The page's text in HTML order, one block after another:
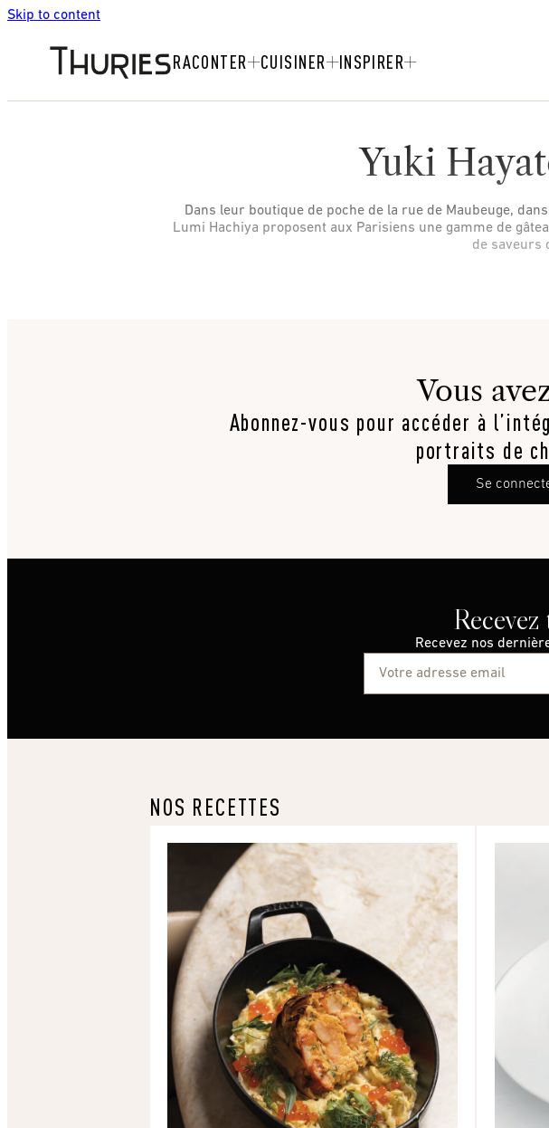
Skip to content
RACONTER CUISINER INSPIRER
Yuki
Dans leur boutique de poche de la rue de Maubeuge,
Lumi Hachiya proposent aux Parisiens une gamme de
de saveurs
Vous
Abonnez-vous pour accéder à
portraits de
Se
Recevez nos
NOS RECETTES